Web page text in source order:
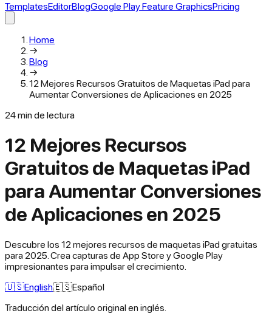
TemplatesEditorBlogGoogle Play Feature GraphicsPricing
Home
→
Blog
→
12 Mejores Recursos Gratuitos de Maquetas iPad para
Aumentar Conversiones de Aplicaciones en 2025
24min de lectura
12 Mejores Recursos
Gratuitos de Maquetas iPad
para Aumentar Conversiones
de Aplicaciones en 2025
Descubre los 12 mejores recursos de maquetas iPad gratuitas
para 2025. Crea capturas de App Store y Google Play
impresionantes para impulsar el crecimiento.
🇺🇸English🇪🇸Español
Traducción del artículo original en inglés.